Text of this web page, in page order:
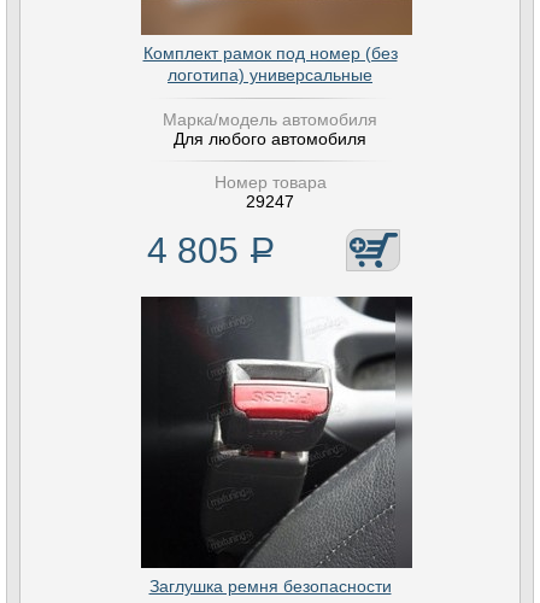
Комплект рамок под номер (без
логотипа) универсальные
Марка/модель автомобиля
Для любого автомобиля
Номер товара
29247
4 805 Р
Заглушка ремня безопасности